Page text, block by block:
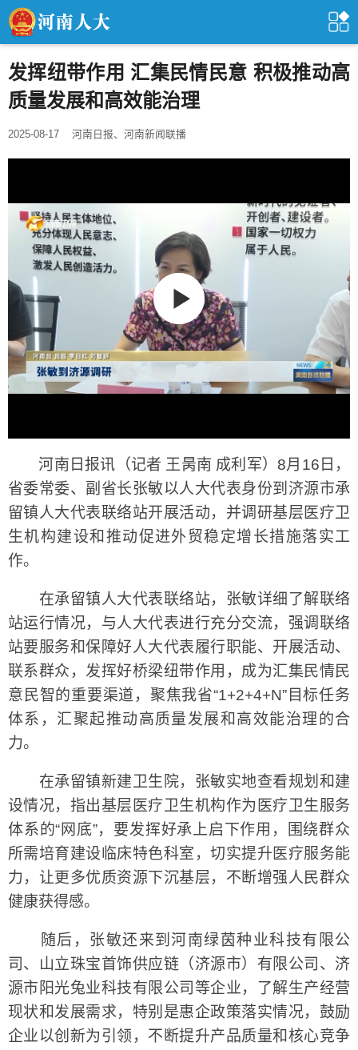
发挥纽带作用 汇集民情民意 积极推动高
质量发展和高效能治理
2025-08-17 河南日报、河南新闻联播
河南日报讯（记者 王昺南 成利军）8月16日，
省委常委、副省长张敏以人大代表身份到济源市承
留镇人大代表联络站开展活动，并调研基层医疗卫
生机构建设和推动促进外贸稳定增长措施落实工
作。
在承留镇人大代表联络站，张敏详细了解联络
站运行情况，与人大代表进行充分交流，强调联络
站要服务和保障好人大代表履行职能、开展活动、
联系群众，发挥好桥梁纽带作用，成为汇集民情民
意民智的重要渠道，聚焦我省“1+2+4+N”目标任务
体系，汇聚起推动高质量发展和高效能治理的合
力。
在承留镇新建卫生院，张敏实地查看规划和建
设情况，指出基层医疗卫生机构作为医疗卫生服务
体系的“网底”，要发挥好承上启下作用，围绕群众
所需培育建设临床特色科室，切实提升医疗服务能
力，让更多优质资源下沉基层，不断增强人民群众
健康获得感。
随后，张敏还来到河南绿茵种业科技有限公
司、山立珠宝首饰供应链（济源市）有限公司、济
源市阳光兔业科技有限公司等企业，了解生产经营
现状和发展需求，特别是惠企政策落实情况，鼓励
企业以创新为引领，不断提升产品质量和核心竞争